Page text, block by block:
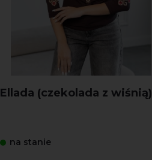
Ellada (czekolada z wiśnią)
na stanie